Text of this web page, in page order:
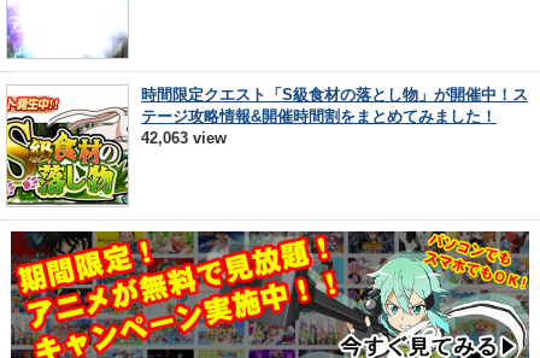
時間限定クエスト「S級食材の落とし物」が開催中！ス
テージ攻略情報&開催時間割をまとめてみました！
42,063 view